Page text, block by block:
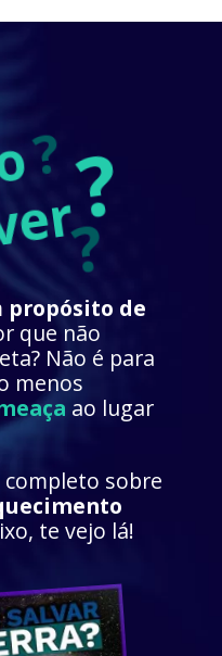
?
?
?
propósito de
que não
Não é para
menos
ao lugar
te vejo lá!